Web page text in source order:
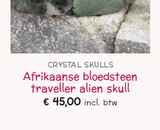
CRYSTAL SKULLS
Afrikaanse bloedsteen
traveller alien skull
€ 45,00 incl. btw